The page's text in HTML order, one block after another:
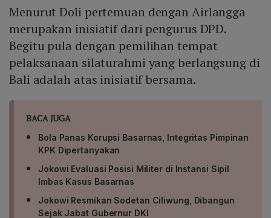
Menurut Doli pertemuan dengan Airlangga
merupakan inisiatif dari pengurus DPD.
Begitu pula dengan pemilihan tempat
pelaksanaan silaturahmi yang berlangsung di
Bali adalah atas inisiatif bersama.
BACA JUGA
Bola Panas Korupsi Basarnas, Integritas Pimpinan
KPK Dipertanyakan
Jokowi Evaluasi Posisi Militer di Instansi Sipil
Imbas Kasus Basarnas
Jokowi Resmikan Sodetan Ciliwung, Dibangun
Sejak Jabat Gubernur DKI